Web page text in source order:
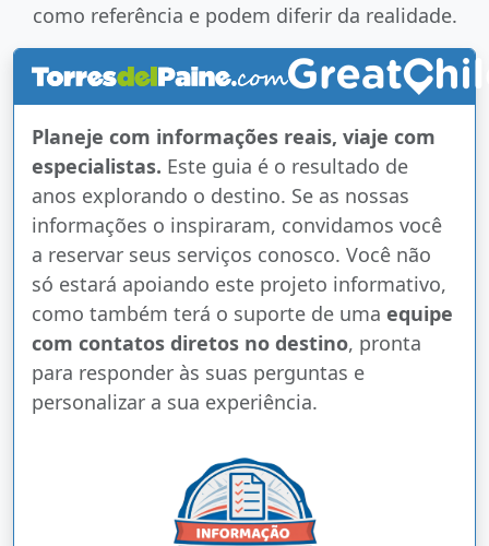
como referência e podem diferir da realidade.
Planeje com informações reais, viaje com
especialistas. Este guia é o resultado de
anos explorando o destino. Se as nossas
informações o inspiraram, convidamos você
a reservar seus serviços conosco. Você não
só estará apoiando este projeto informativo,
como também terá o suporte de uma equipe
com contatos diretos no destino, pronta
para responder às suas perguntas e
personalizar a sua experiência.